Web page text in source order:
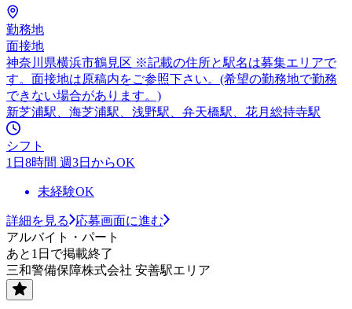
勤務地
面接地
神奈川県横浜市鶴見区 ※記載の住所と駅名は募集エリアで
す。面接地は原稿内をご参照下さい。(希望の勤務地で勤務
できない場合があります。)
新芝浦駅、海芝浦駅、浅野駅、弁天橋駅、花月総持寺駅
シフト
1日8時間 週3日からOK
未経験OK
詳細を見る
応募画面に進む
アルバイト・パート
あと1日で掲載終了
三和警備保障株式会社 安善駅エリア